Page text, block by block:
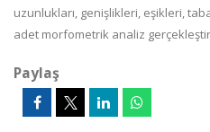
uzunlukları, genişlikleri, eşikleri,
adet morfometrik analiz
Paylaş